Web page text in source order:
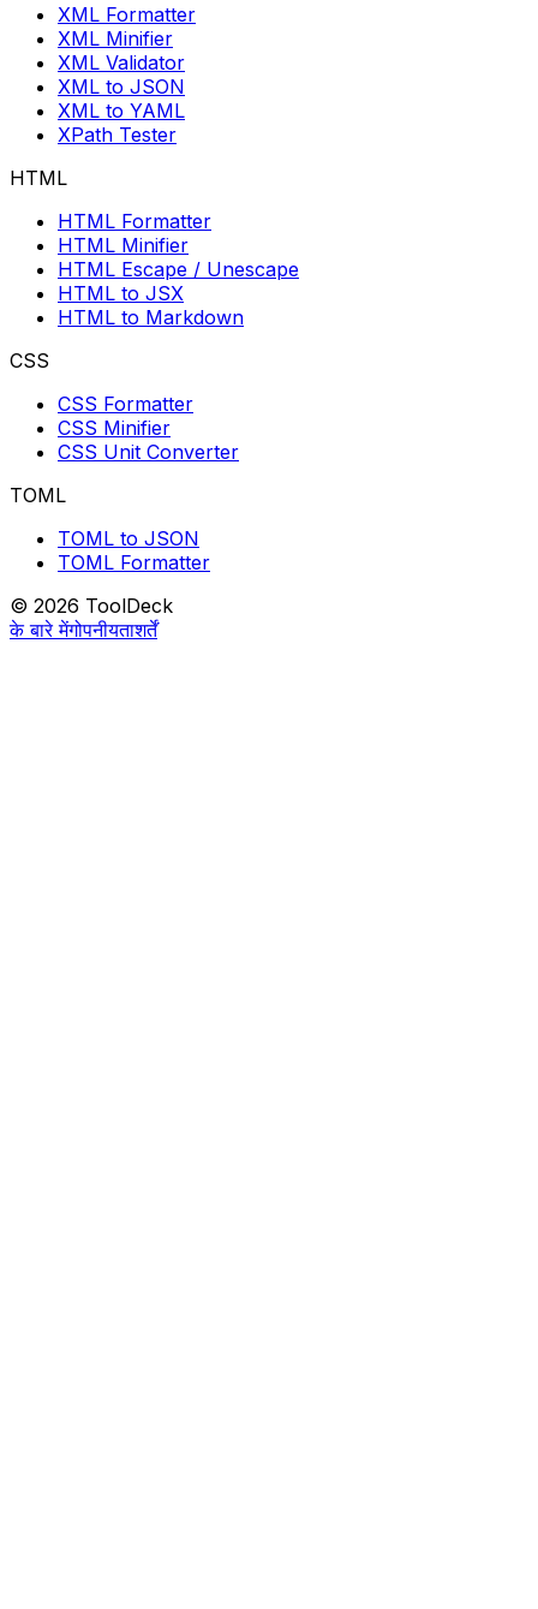
XML Formatter
XML Minifier
XML Validator
XML to JSON
XML to YAML
XPath Tester
HTML
HTML Formatter
HTML Minifier
HTML Escape / Unescape
HTML to JSX
HTML to Markdown
CSS
CSS Formatter
CSS Minifier
CSS Unit Converter
TOML
TOML to JSON
TOML Formatter
© 2026 ToolDeck
के बारे मेंगोपनीयताशर्तें